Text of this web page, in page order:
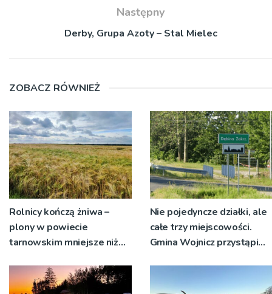
Następny
Derby, Grupa Azoty – Stal Mielec
ZOBACZ RÓWNIEŻ
Rolnicy kończą żniwa –
plony w powiecie
tarnowskim mniejsze niż
Nie pojedyncze działki, ale
całe trzy miejscowości.
Gmina Wojnicz przystąpi